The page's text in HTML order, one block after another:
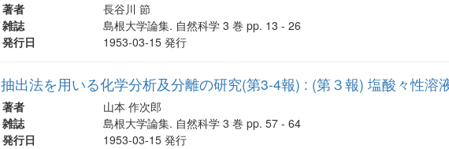
著者
長谷川 節
雑誌
島根大学論集. 自然科学 3 巻 pp. 13 - 26
発行日
1953-03-15 発行
抽出法を用いる化学分析及分離の研究(第3-4報) : (第３報) 塩酸々性溶
著者
山本 作次郎
雑誌
島根大学論集. 自然科学 3 巻 pp. 57 - 64
発行日
1953-03-15 発行